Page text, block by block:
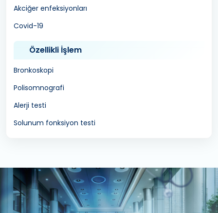
Akciğer enfeksiyonları
Covid-19
Özellikli İşlem
Bronkoskopi
Polisomnografi
Alerji testi
Solunum fonksiyon testi